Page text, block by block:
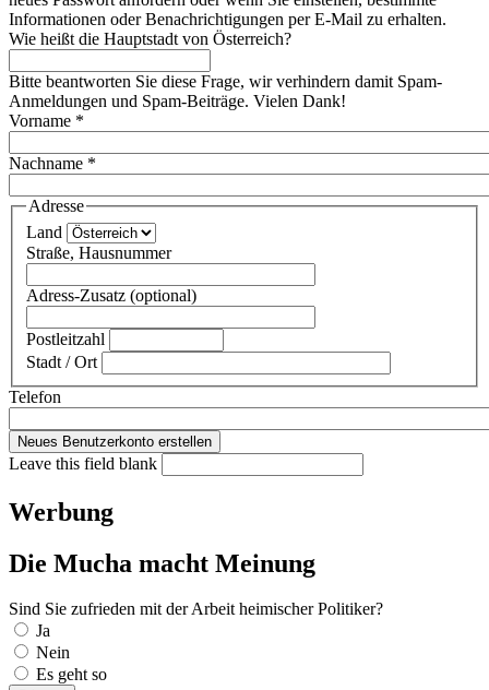
Informationen oder Benachrichtigungen per E-Mail zu erhalten.
Wie heißt die Hauptstadt von Österreich?
Bitte beantworten Sie diese Frage, wir verhindern damit Spam-
Anmeldungen und Spam-Beiträge. Vielen Dank!
Vorname *
Nachname *
Adresse
Land
Straße, Hausnummer
Adress-Zusatz (optional)
Postleitzahl
Stadt / Ort
Telefon
Leave this field blank
Werbung
Die Mucha macht Meinung
Sind Sie zufrieden mit der Arbeit heimischer Politiker?
Auswahlmöglichkeiten
Ja
Nein
Es geht so